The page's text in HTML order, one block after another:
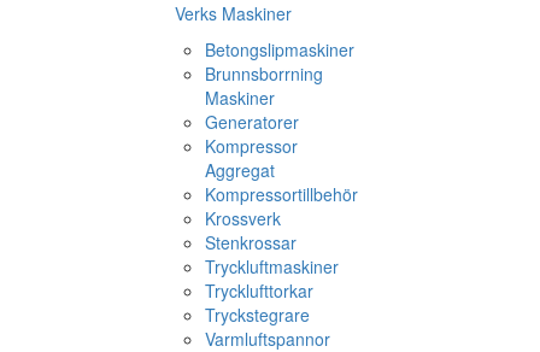
Verks Maskiner
Betongslipmaskiner
Brunnsborrning
Maskiner
Generatorer
Kompressor
Aggregat
Kompressortillbehör
Krossverk
Stenkrossar
Tryckluftmaskiner
Trycklufttorkar
Tryckstegrare
Varmluftspannor